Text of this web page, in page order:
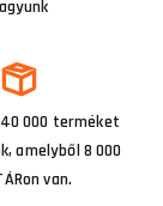
000 terméket
amelyből 8 000
van.